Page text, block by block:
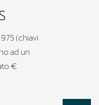
(chiavi
ad un
€